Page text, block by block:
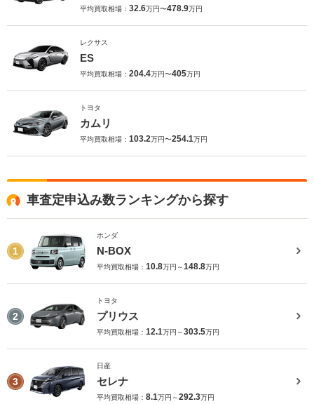
平均買取相場： 32.6万円〜478.9万円
レクサス
ES
平均買取相場： 204.4万円〜405万円
トヨタ
カムリ
平均買取相場： 103.2万円〜254.1万円
車査定申込み数ランキングから探す
1
ホンダ
N-BOX
平均買取相場： 10.8万円～148.8万円
2
トヨタ
プリウス
平均買取相場： 12.1万円～303.5万円
3
日産
セレナ
平均買取相場： 8.1万円～292.3万円